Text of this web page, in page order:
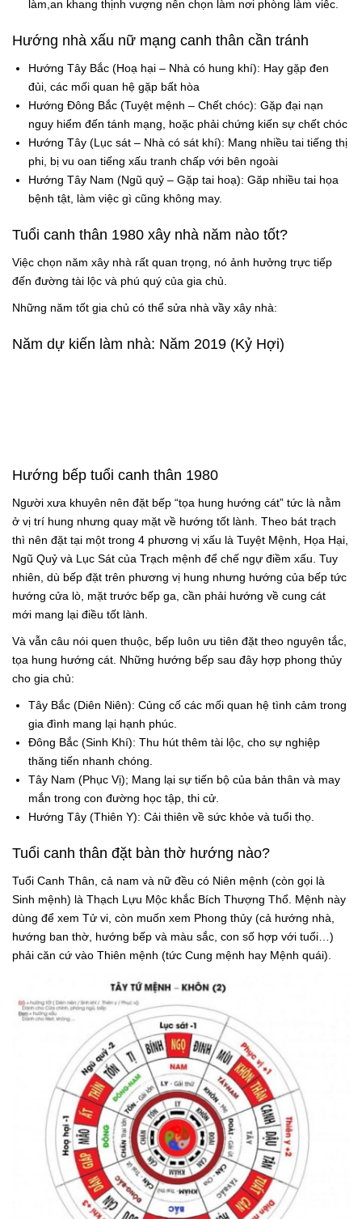
làm,an khang thịnh vượng nên chọn làm nơi phòng làm viêc.
Hướng nhà xấu nữ mạng canh thân cần tránh
Hướng Tây Bắc (Hoạ hại – Nhà có hung khí): Hay gặp đen
đủi, các mối quan hệ gặp bất hòa
Hướng Đông Bắc (Tuyệt mệnh – Chết chóc): Gặp đại nạn
nguy hiểm đến tánh mạng, hoặc phải chứng kiến sự chết chóc
Hướng Tây (Lục sát – Nhà có sát khí): Mang nhiều tai tiếng thị
phi, bị vu oan tiếng xấu tranh chấp với bên ngoài
Hướng Tây Nam (Ngũ quỷ – Gặp tai hoạ): Găp nhiều tai họa
bệnh tật, làm việc gì cũng không may.
Tuổi canh thân 1980 xây nhà năm nào tốt?
Việc chọn năm xây nhà rất quan trọng, nó ảnh hưởng trực tiếp
đến đường tài lộc và phú quý của gia chủ.
Những năm tốt gia chủ có thể sửa nhà vầy xây nhà:
Năm dự kiến làm nhà: Năm 2019 (Kỷ Hợi)
Hướng bếp tuổi canh thân 1980
Người xưa khuyên nên đặt bếp “tọa hung hướng cát” tức là nằm
ở vị trí hung nhưng quay mặt về hướng tốt lành. Theo bát trạch
thì nên đặt tại một trong 4 phương vị xấu là Tuyệt Mệnh, Họa Hại,
Ngũ Quỷ và Lục Sát của Trạch mệnh để chế ngự điềm xấu. Tuy
nhiên, dù bếp đặt trên phương vị hung nhưng hướng của bếp tức
hướng cửa lò, mặt trước bếp ga, cần phải hướng về cung cát
mới mang lại điều tốt lành.
Và vẫn câu nói quen thuộc, bếp luôn ưu tiên đặt theo nguyên tắc,
tọa hung hướng cát. Những hướng bếp sau đây hợp phong thủy
cho gia chủ:
Tây Bắc (Diên Niên): Củng cố các mối quan hệ tình cảm trong
gia đình mang lại hạnh phúc.
Đông Bắc (Sinh Khí): Thu hút thêm tài lộc, cho sự nghiệp
thăng tiến nhanh chóng.
Tây Nam (Phục Vị); Mang lại sự tiến bộ của bản thân và may
mắn trong con đường học tập, thi cử.
Hướng Tây (Thiên Y): Cải thiên về sức khỏe và tuổi thọ.
Tuổi canh thân đặt bàn thờ hướng nào?
Tuổi Canh Thân, cả nam và nữ đều có Niên mệnh (còn gọi là
Sinh mệnh) là Thạch Lựu Mộc khắc Bích Thượng Thổ. Mệnh này
dùng để xem Tử vi, còn muốn xem Phong thủy (cả hướng nhà,
hướng ban thờ, hướng bếp và màu sắc, con số hợp với tuổi…)
phải căn cứ vào Thiên mệnh (tức Cung mệnh hay Mệnh quái).